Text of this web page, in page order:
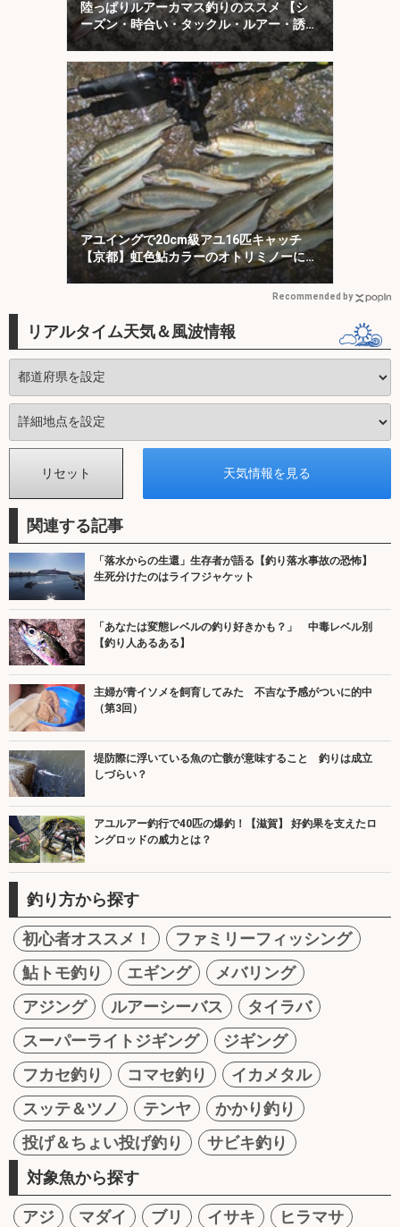
陸っぱりルアーカマス釣りのススメ 【シ
ーズン・時合い・タックル・ルアー・誘い
方を解説】
アユイングで20cm級アユ16匹キャッチ
【京都】虹色鮎カラーのオトリミノーにヒ
ット集中！
Recommended by
リアルタイム天気＆風波情報
関連する記事
「落水からの生還」生存者が語る【釣り落水事故の恐怖】
生死分けたのはライフジャケット
「あなたは変態レベルの釣り好きかも？」 中毒レベル別
【釣り人あるある】
主婦が青イソメを飼育してみた 不吉な予感がついに的中
（第3回）
堤防際に浮いている魚の亡骸が意味すること 釣りは成立
しづらい？
アユルアー釣行で40匹の爆釣！【滋賀】 好釣果を支えたロ
ングロッドの威力とは？
釣り方から探す
初心者オススメ！
ファミリーフィッシング
鮎トモ釣り
エギング
メバリング
アジング
ルアーシーバス
タイラバ
スーパーライトジギング
ジギング
フカセ釣り
コマセ釣り
イカメタル
スッテ＆ツノ
テンヤ
かかり釣り
投げ＆ちょい投げ釣り
サビキ釣り
対象魚から探す
アジ マダイ ブリ イサキ
ヒラマサ